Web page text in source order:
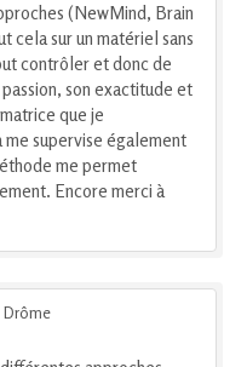
(NewMind, Brain
cela sur un matériel sans
contrôler et donc de
son exactitude et
que je
supervise également
me permet
Encore merci à
Drôme